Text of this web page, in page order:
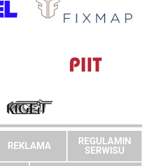
REKLAMA
REGULAMIN
SERWISU